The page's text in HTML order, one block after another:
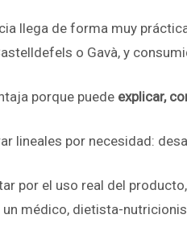
llega de forma muy
o Gavà, y
porque puede explicar,
lineales por necesidad:
por el uso real del
médico, dietista-